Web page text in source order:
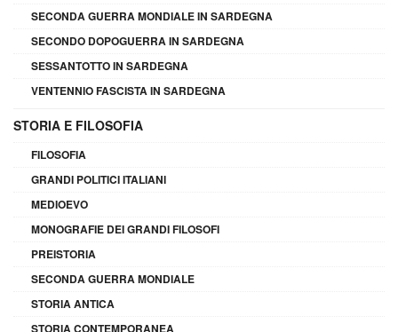
SECONDA GUERRA MONDIALE IN SARDEGNA
SECONDO DOPOGUERRA IN SARDEGNA
SESSANTOTTO IN SARDEGNA
VENTENNIO FASCISTA IN SARDEGNA
STORIA E FILOSOFIA
FILOSOFIA
GRANDI POLITICI ITALIANI
MEDIOEVO
MONOGRAFIE DEI GRANDI FILOSOFI
PREISTORIA
SECONDA GUERRA MONDIALE
STORIA ANTICA
STORIA CONTEMPORANEA